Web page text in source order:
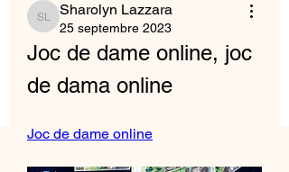
Sharolyn Lazzara
Sharolyn Lazzara
25 septembre 2023
Joc de dame online, joc
de dama online
Joc de dame online